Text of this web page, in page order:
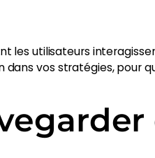
les utilisateurs
vos stratégies, pour